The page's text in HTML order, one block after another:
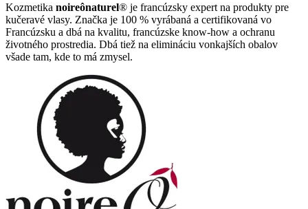
Kozmetika noireônaturel® je francúzsky expert na produkty pre
kučeravé vlasy. Značka je 100 % vyrábaná a certifikovaná vo
Francúzsku a dbá na kvalitu, francúzske know-how a ochranu
životného prostredia. Dbá tiež na elimináciu vonkajších obalov
všade tam, kde to má zmysel.